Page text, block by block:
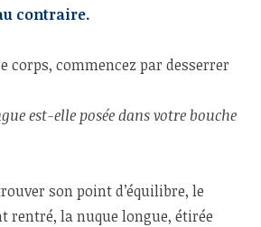
contraire.
corps, commencez par desserrer
est-elle posée dans votre bouche
son point d’équilibre, le
rentré, la nuque longue, étirée